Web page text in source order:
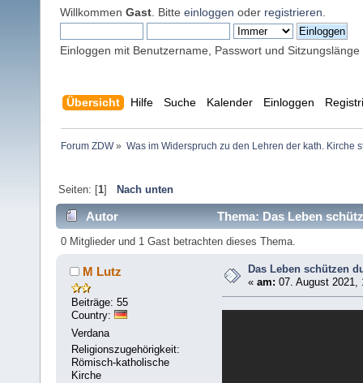
Willkommen Gast . Bitte einloggen oder registrieren
Einloggen mit Benutzername, Passwort und Sitzungslänge
Übersicht Hilfe Suche Kalender Einloggen
Forum ZDW» Was im Widerspruch zu den Lehren der kath. Kirche
Seiten: [1] Nach unten
Autor Thema: Das Leben
0 Mitglieder und 1 Gast betrachten dieses Thema.
M Lutz
Beiträge: 55
Country:
Verdana
Religionszugehörigkeit:
Römisch-katholische
Kirche
Das Leben schützen
«am: 07. August 2021,